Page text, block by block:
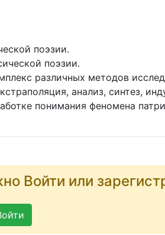
поэзии.
поэзии.
различных методов
анализ, синтез,
понимания феномена
Войти или